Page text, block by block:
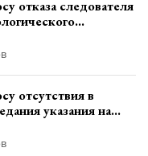
отказа следователя
с
отсутствия в
указания на
в прениях сторон